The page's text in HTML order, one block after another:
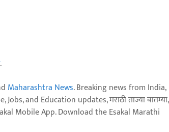
.
Maharashtra News. Breaking news from India,
and Education updates, मराठी ताज्या बातम्या,
Mobile App. Download the Esakal Marathi